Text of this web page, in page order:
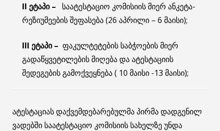
II ეტაპი – საატესტაციო კომისიის მიერ ანკეტა-
რეზიუმეების შეფასება (26 აპრილი – 6 მაისი);
III ეტაპი – ფაკულტეტების საბჭოების მიერ
გადაწყვეტილების მიღება და ატესტაციის
შედეგების გამოქვეყნება ( 10 მაისი -13 მაისი);
ატესტაციას დაქვემდებარებულმა პირმა დადგენილ
ვადებში საატესტაციო კომისიის სახელზე უნდა